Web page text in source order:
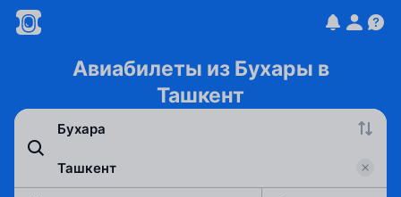
Авиабилеты из Бухары в
Ташкент